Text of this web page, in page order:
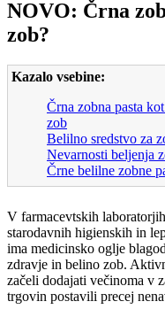
NOVO: Črna
zob?
Kazalo vsebine:
Črna zobna pasta
zob
Belilno sredstvo za
Nevarnosti beljenja
Črne belilne zobne
V farmacevtskih
starodavnih higienskih in
ima medicinsko oglje
zdravje in belino zob.
začeli dodajati večinoma v
trgovin postavili precej